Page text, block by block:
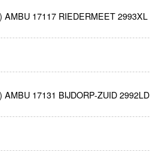
17117 RIEDERMEET 2993XL
17131 BIJDORP-ZUID 2992LD